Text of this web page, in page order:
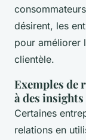
désirent, les
pour améliorer
clientèle.
Exemples de
à des
Certaines
relations en